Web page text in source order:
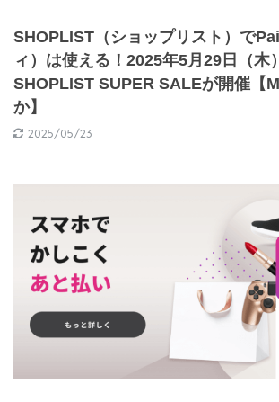
SHOPLIST（ショップリスト）で
ィ）は使える！2025年5月29日（木
SHOPLIST SUPER SALEが開催【
か】
2025/05/23